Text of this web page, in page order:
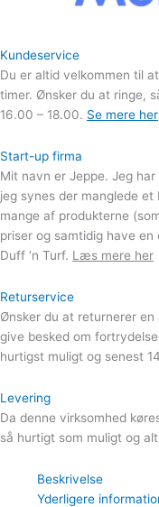
Kundeservice
Du er altid velkommen til
timer. Ønsker du at ringe,
16.00 – 18.00. Se mere her
Start-up firma
Mit navn er Jeppe. Jeg
jeg synes der manglede
mange af produkterne
priser og samtidig have
Duff ‘n Turf. Læs mere her
Returservice
Ønsker du at returnerer en
give besked om
hurtigst muligt og senest
Levering
Da denne virksomhed
så hurtigt som muligt og
Beskrivelse
Yderligere